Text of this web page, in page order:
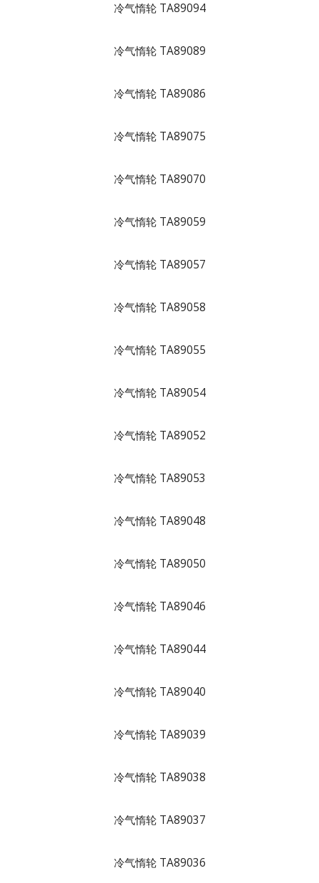
冷气惰轮 TA89094
冷气惰轮 TA89089
冷气惰轮 TA89086
冷气惰轮 TA89075
冷气惰轮 TA89070
冷气惰轮 TA89059
冷气惰轮 TA89057
冷气惰轮 TA89058
冷气惰轮 TA89055
冷气惰轮 TA89054
冷气惰轮 TA89052
冷气惰轮 TA89053
冷气惰轮 TA89048
冷气惰轮 TA89050
冷气惰轮 TA89046
冷气惰轮 TA89044
冷气惰轮 TA89040
冷气惰轮 TA89039
冷气惰轮 TA89038
冷气惰轮 TA89037
冷气惰轮 TA89036